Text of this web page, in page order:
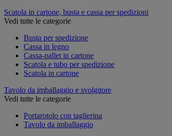
Scatola in cartone, busta e cassa per spedizioni
Vedi tutte le categorie
Busta per spedizione
Cassa in legno
Cassa-pallet in cartone
Scatola e tubo per spedizione
Scatola in cartone
Tavolo da imballaggio e svolgitore
Vedi tutte le categorie
Portarotolo con taglierina
Tavolo da imballaggio